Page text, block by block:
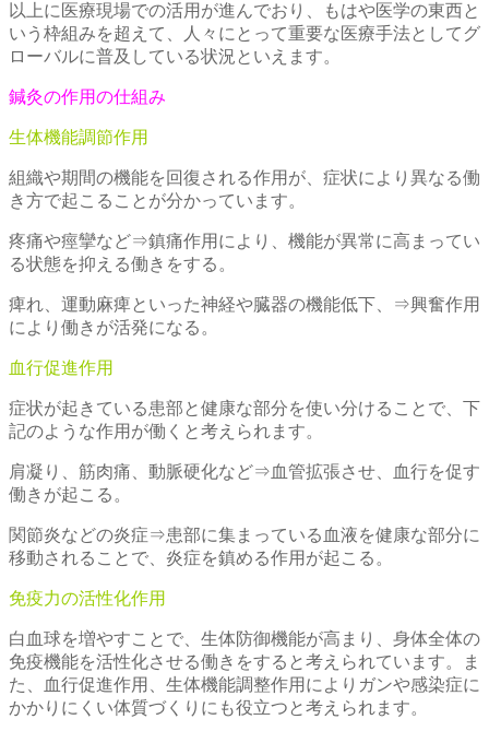
以上に医療現場での活用が進んでおり、もはや医学の東西と
いう枠組みを超えて、人々にとって重要な医療手法としてグ
ローバルに普及している状況といえます。
鍼灸の作用の仕組み
生体機能調節作用
組織や期間の機能を回復される作用が、症状により異なる働
き方で起こることが分かっています。
疼痛や痙攣など⇒鎮痛作用により、機能が異常に高まってい
る状態を抑える働きをする。
痺れ、運動麻痺といった神経や臓器の機能低下、⇒興奮作用
により働きが活発になる。
血行促進作用
症状が起きている患部と健康な部分を使い分けることで、下
記のような作用が働くと考えられます。
肩凝り、筋肉痛、動脈硬化など⇒血管拡張させ、血行を促す
働きが起こる。
関節炎などの炎症⇒患部に集まっている血液を健康な部分に
移動されることで、炎症を鎮める作用が起こる。
免疫力の活性化作用
白血球を増やすことで、生体防御機能が高まり、身体全体の
免疫機能を活性化させる働きをすると考えられています。ま
た、血行促進作用、生体機能調整作用によりガンや感染症に
かかりにくい体質づくりにも役立つと考えられます。